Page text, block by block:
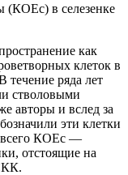
(КОЕс) в селезенке
как
клеток в
течение ряда лет
стволовыми
авторы и вслед за
эти клетки
всего КОЕс —
отстоящие на